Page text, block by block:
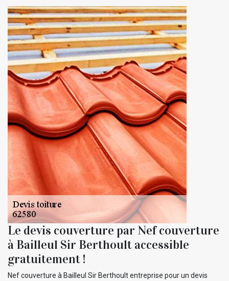
Le devis couverture par Nef couverture
à Bailleul Sir Berthoult accessible
gratuitement !
Nef couverture à Bailleul Sir Berthoult entreprise pour un devis